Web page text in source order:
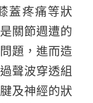
蓋疼痛等狀
關節週遭的
題，進而造
聲波穿透組
及神經的狀